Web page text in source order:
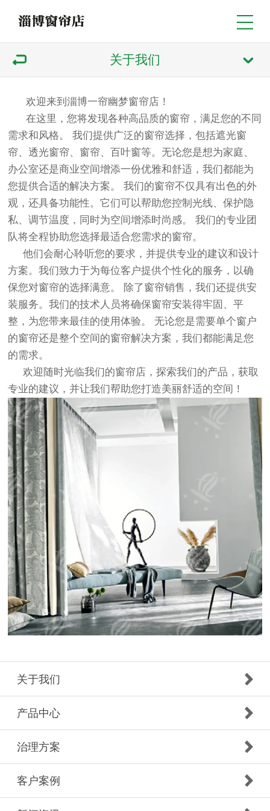
关于我们
欢迎来到淄博一帘幽梦窗帘店！
在这里，您将发现各种高品质的窗帘 ，满足您的不同
需求和风格。 我们提供广泛的窗帘选择，包括遮光窗
帘、透光窗帘、窗帘、百叶窗等。无论您是想为家庭、
办公室还是商业空间增添一份优雅和舒适，我们都能为
您提供合适的解决方案。 我们的窗帘不仅具有出色的外
观，还具备功能性。它们可以帮助您控制光线、保护隐
私、调节温度，同时为空间增添时尚感。 我们的专业团
队将全程协助您选择最适合您需求的窗帘。
他们会耐心聆听您的要求，并提供专业的建议和设计
方案。我们致力于为每位客户提供个性化的服务，以确
保您对窗帘的选择满意。 除了窗帘销售，我们还提供安
装服务。我们的技术人员将确保窗帘安装得牢固、平
整，为您带来最佳的使用体验。 无论您是需要单个窗户
的窗帘还是整个空间的窗帘解决方案，我们都能满足您
的需求。
欢迎随时光临我们的窗帘店，探索我们的产品，获取
专业的建议，并让我们帮助您打造美丽舒适的空间！
关于我们
产品中心
治理方案
客户案例